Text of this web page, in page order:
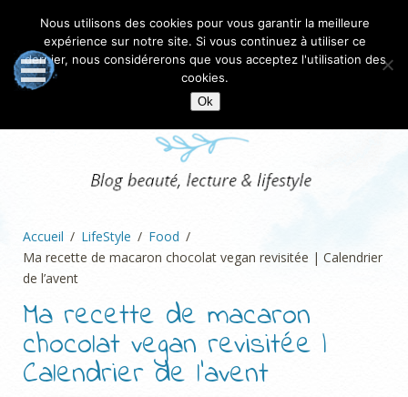
Accueil LifeStyle
Food
Ma recette de macaron chocolat vegan revisitée | Calendrier
de l’avent
Ma recette de macaron
chocolat vegan revisitée |
Calendrier de l’avent
Nous utilisons des cookies pour vous garantir la meilleure
expérience sur notre site. Si vous continuez à utiliser ce
dernier, nous considérerons que vous acceptez l'utilisation des
cookies.
Ok